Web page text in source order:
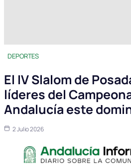
DEPORTES
El IV Slalom de
líderes del
Andalucía este
2 Julio 2026